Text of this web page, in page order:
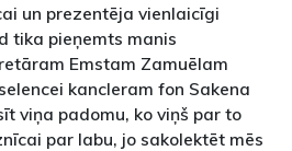
un prezentēja vienlaicīgi
tika pieņemts manis
Emstam Zamuēlam
kancleram fon Sakena
viņa padomu, ko viņš par to
par labu, jo sakolektēt mēs